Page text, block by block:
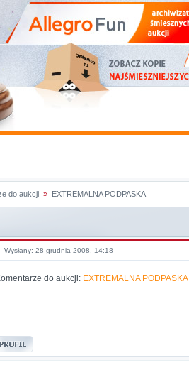
do aukcji » EXTREMALNA PODPASKA
Wysłany: 28 grudnia 2008, 14:18
do aukcji: EXTREMALNA PODPASKA